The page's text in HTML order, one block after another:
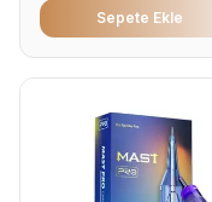
Sepete Ekle